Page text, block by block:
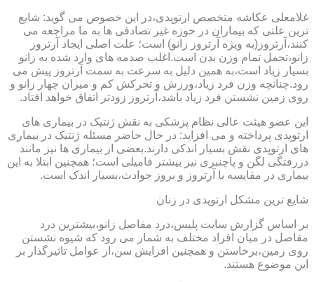
غلامعلی عکاشه متخصص ارتوپدی،در این خصوص می گوید: شایع
ترین علتی که بیماران در حوزه غیر تصادفی ها به ما مراجعه می
کنند،آرتروز(به ویژه آرتروز زانو) است؛ علت اصلی ایجاد آرتروز
زانو،تحمل تمام وزن بدن است.اغلب صدمه های وارد شده به زانو
بسیار زیاد است،به همین دلیل به سرعت به سمت آرتروز پیش می
رود.چنانچه وزن فرد زیاد،ورزش و تحرکش کم و میزان چهار زانو و
روی زمین نشستن فرد زیاد باشد،آرتروز زودتر اتفاق خواهد افتاد.
این عضو هیئت عالی نظام پزشکی به نقش ژنتیک در بیماری های
ارتوپدی پرداخته و می افزاید: در حال حاضر مسئله ژنتیک در بیماری
های ارتوپدی نقش بسیار اندکی دارند.بعضی از بیماری ها نیز مانند
دررفتگی لگن و پاچنبری نیز بیشتر فامیلی است؛ همچنین ابتلا به این
بیماری در مقایسه با آرتروز و بروز حوادث،بسیار اندک است.
شایع ترین مشکل ارتوپدی در زنان
بر اساس گزارش سایت پلیس،درد مفاصل زانو،بیشترین درد
مفاصل در میان افراد مختلف به شمار می رود که شیوه نشستن
روی زمین،برخاستن و همچنین افزایش سن،از عوامل تاثیرگذار بر
این موضوع هستند.